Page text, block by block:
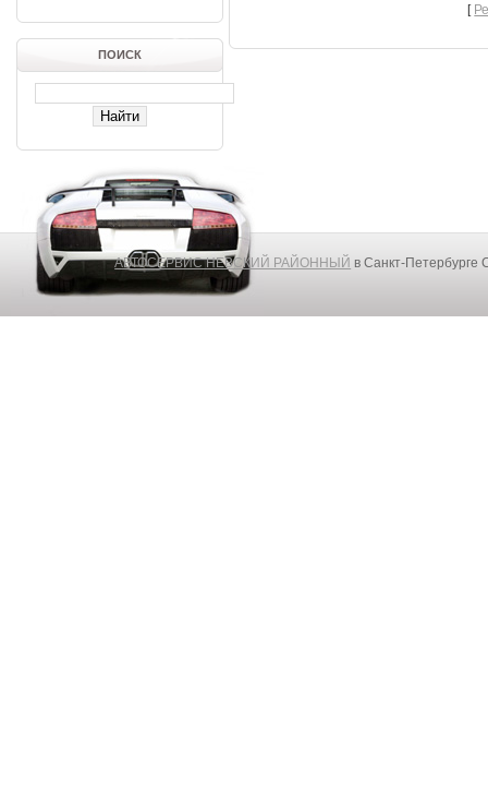
ПОИСК
[
АВТОСЕРВИС НЕВСКИЙ РАЙОННЫЙ в Санкт-Петербурге